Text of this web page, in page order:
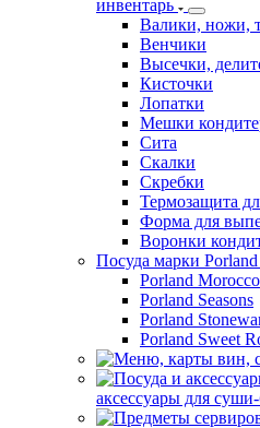
инвентарь
Валики, ножи,
Венчики
Высечки,
Кисточки
Лопатки
Мешки
Сита
Скалки
Скребки
Термозащита
Форма для
Воронки
Посуда марки Porland
Porland Morocco
Porland Seasons
Porland
Porland Sweet
аксессуары для